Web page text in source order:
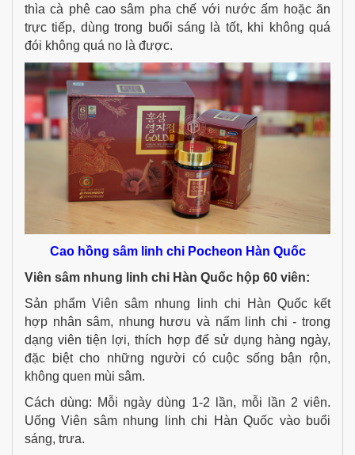
thìa cà phê cao sâm pha chế với nước ấm hoặc ăn
trực tiếp, dùng trong buổi sáng là tốt, khi không quá
đói không quá no là được.
Cao hồng sâm linh chi Pocheon Hàn Quốc
Viên sâm nhung linh chi Hàn Quốc hộp 60 viên:
Sản phẩm Viên sâm nhung linh chi Hàn Quốc kết
hợp nhân sâm, nhung hươu và nấm linh chi - trong
dạng viên tiện lợi, thích hợp để sử dụng hàng ngày,
đặc biệt cho những người có cuộc sống bận rộn,
không quen mùi sâm.
Cách dùng: Mỗi ngày dùng 1-2 lần, mỗi lần 2 viên.
Uống Viên sâm nhung linh chi Hàn Quốc vào buổi
sáng, trưa.